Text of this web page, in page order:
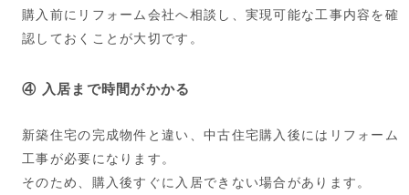
購入前にリフォーム会社へ相談し、実現可能な工事内容を確
認しておくことが大切です。
④ 入居まで時間がかかる
新築住宅の完成物件と違い、中古住宅購入後にはリフォーム
工事が必要になります。
そのため、購入後すぐに入居できない場合があります。